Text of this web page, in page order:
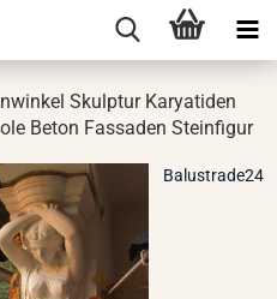
Skulp­tur Ka­rya­ti­den
Beton Fas­sa­den Stein­fi­gur
Balustrade24